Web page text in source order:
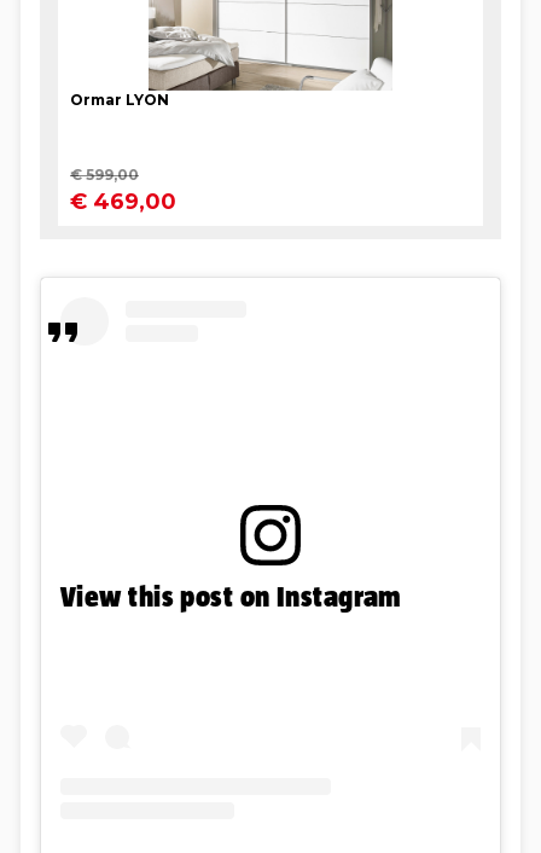
View this post on Instagram